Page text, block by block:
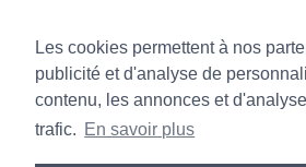
Les cookies permettent à nos
publicité et d'analyse de
contenu, les annonces et
trafic. En savoir plus